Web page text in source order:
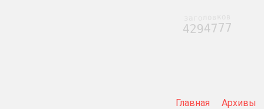
Главная Архивы
4294777